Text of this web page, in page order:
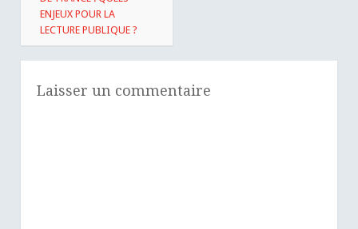
ENJEUX POUR LA
LECTURE PUBLIQUE ?
Laisser un commentaire